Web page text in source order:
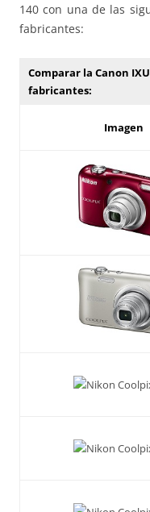
140 con una de las
fabricantes:
Comparar la Canon
fabricantes:
Imagen